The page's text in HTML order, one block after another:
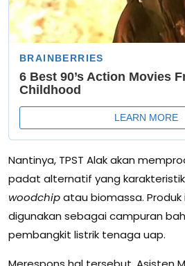
Nantinya, TPST Alak akan
padat alternatif yang
woodchipatau biomassa. Produk
digunakan sebagai campuran
pembangkit listrik tenaga uap.